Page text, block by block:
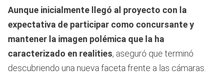
Aunque inicialmente llegó al proyecto con la
expectativa de participar como concursante y
mantener la imagen polémica que la ha
caracterizado en realities, aseguró que terminó
descubriendo una nueva faceta frente a las cámaras.